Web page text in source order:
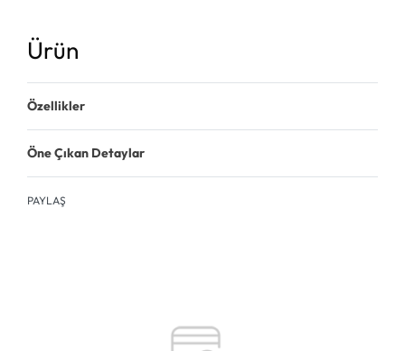
Ürün
Özellikler
Öne Çıkan Detaylar
PAYLAŞ